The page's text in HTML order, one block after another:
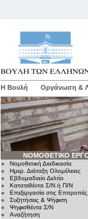
Η Βουλή Οργάνωση &
ΝΟΜΟΘΕΤΙΚΟ
Νομοθετική Διαδικασία
Ημερ. Διάταξη Ολομέλειας
Εβδομαδιαίο Δελτίο
Κατατεθέντα Σ/Ν ή Π/Ν
Επεξεργασία στις Επιτροπές
Συζητήσεις & Ψήφιση
Ψηφισθέντα Σ/Ν
Αναζήτηση